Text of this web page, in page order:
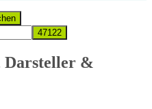
Darsteller &